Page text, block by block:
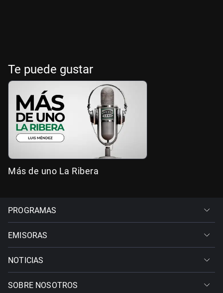
Te puede gustar
Más de uno La Ribera
PROGRAMAS
EMISORAS
NOTICIAS
SOBRE NOSOTROS